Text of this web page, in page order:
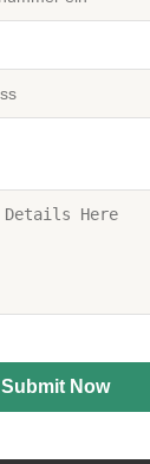
Submit Now